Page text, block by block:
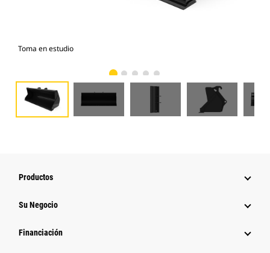
Toma en estudio
Productos
Su Negocio
Financiación